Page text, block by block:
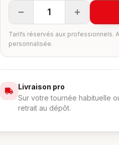
1
Tarifs réservés aux professionnels.
personnalisée.
Livraison pro
Sur votre tournée habituelle
retrait au dépôt.